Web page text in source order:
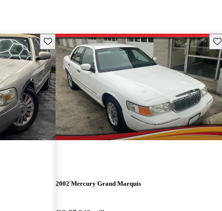
Guarda este Aviso
2002 Mercury Grand Marquis